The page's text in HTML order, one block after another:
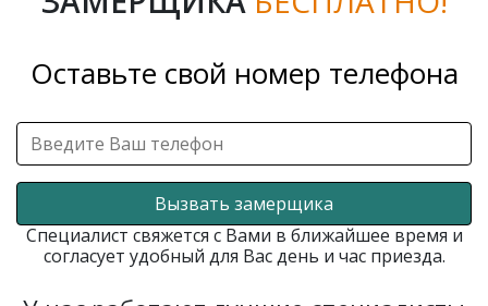
Оставьте свой номер телефона
Вызвать замерщика
Специалист свяжется с Вами в ближайшее время и
согласует удобный для Вас день и час приезда.